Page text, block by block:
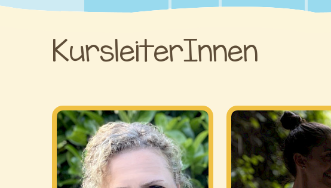
KursleiterInnen